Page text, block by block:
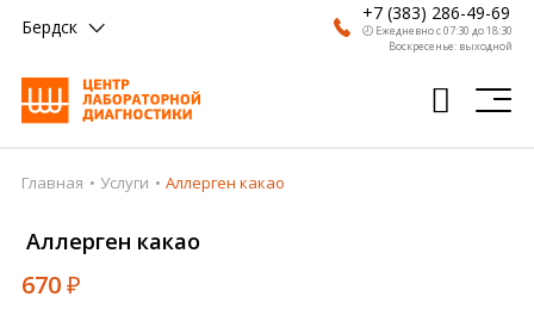
Бердск
+7 (383) 286-49-69
🕗 Ежедневно с 07:30 до 18:30
Воскресенье: выходной
Главная
Анализы
Врачи
Главная Услуги Аллерген какао
Аллерген какао
670₽